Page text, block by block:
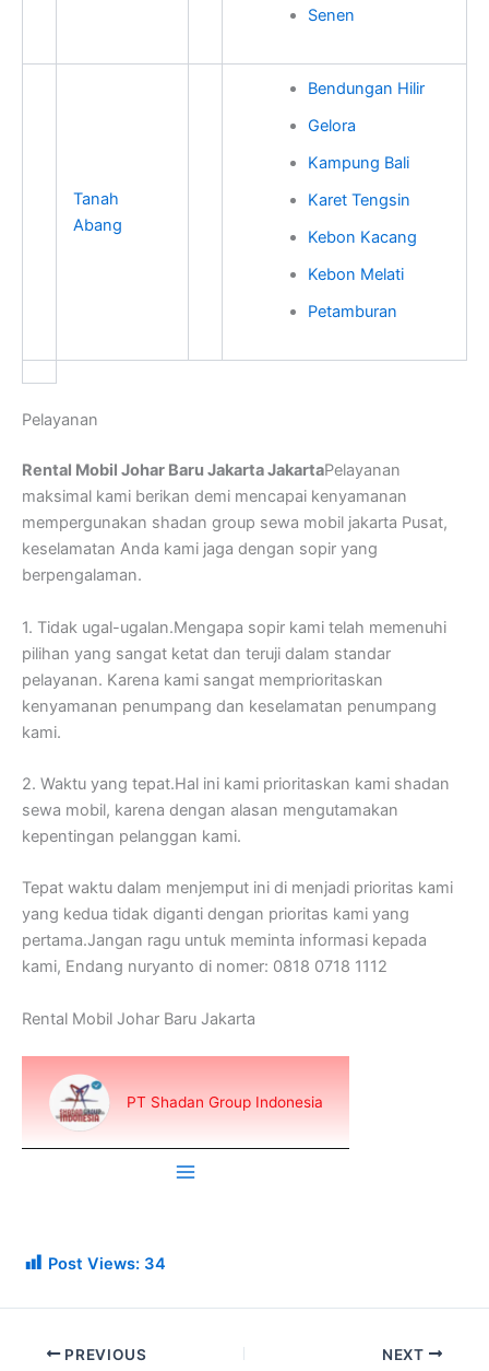
Senen
Tanah
Abang
Bendungan Hilir
Gelora
Kampung Bali
Karet Tengsin
Kebon Kacang
Kebon Melati
Petamburan
Pelayanan
Rental Mobil Johar Baru Jakarta JakartaPelayanan
maksimal kami berikan demi mencapai kenyamanan
mempergunakan shadan group sewa mobil jakarta Pusat,
keselamatan Anda kami jaga dengan sopir yang
berpengalaman.
1. Tidak ugal-ugalan.Mengapa sopir kami telah memenuhi
pilihan yang sangat ketat dan teruji dalam standar
pelayanan. Karena kami sangat memprioritaskan
kenyamanan penumpang dan keselamatan penumpang
kami.
2. Waktu yang tepat.Hal ini kami prioritaskan kami shadan
sewa mobil, karena dengan alasan mengutamakan
kepentingan pelanggan kami.
Tepat waktu dalam menjemput ini di menjadi prioritas kami
yang kedua tidak diganti dengan prioritas kami yang
pertama.Jangan ragu untuk meminta informasi kepada
kami, Endang nuryanto di nomer: 0818 0718 1112
Rental Mobil Johar Baru Jakarta
Post Views: 34
PREVIOUS NEXT